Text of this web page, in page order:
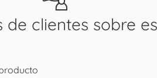
de clientes sobre